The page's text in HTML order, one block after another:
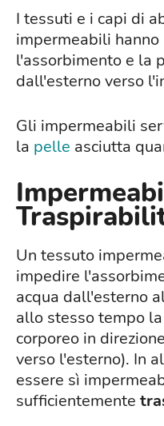
I tessuti e i capi di
impermeabili
l'assorbimento e la
dall'esterno verso
Gli impermeabili
la pelle asciutta
Un tessuto
impedire
acqua dall'esterno
allo stesso tempo
corporeo in
verso l'esterno). In
essere sì
sufficientemente